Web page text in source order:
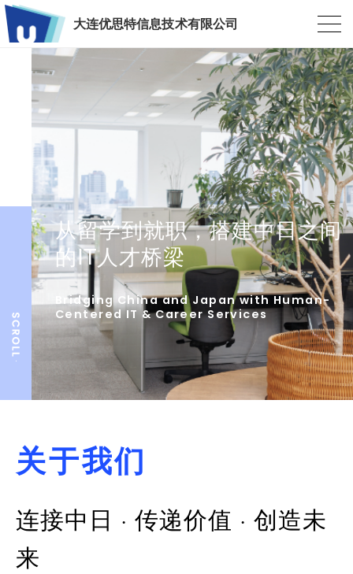
大连优思特信息技术有限公司
从留学到就职，搭建中日之间
的IT人才桥梁
Bridging China and Japan with Human-
Centered IT & Career Services
关于我们
连接中日 · 传递价值 · 创造未
来